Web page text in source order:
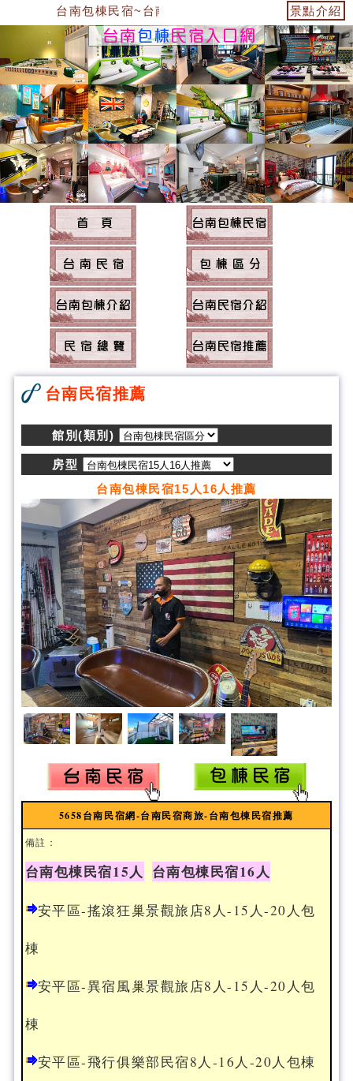
台南包棟民宿~台南民宿住宿 景點介紹
台南民宿推薦
館別(類別)
房型
台南包棟民宿15人16人推薦
5658台南民宿網-台南民宿商旅-台南包棟民宿推薦
備註：
台南包棟民宿15人 台南包棟民宿16人
安平區-搖滾狂巢景觀旅店8人-15人-20人包
棟
安平區-異宿風巢景觀旅店8人-15人-20人包
棟
安平區-飛行俱樂部民宿8人-16人-20人包棟